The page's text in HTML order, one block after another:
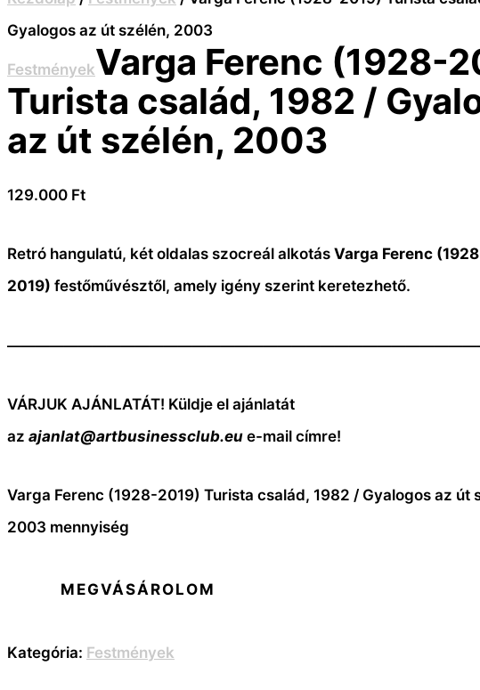
Gyalogos az út szélén, 2003
FestményekVarga Ferenc (1928-
Turista család, 1982 /
az út szélén, 2003
129.000 Ft
Retró hangulatú, két oldalas szocreál alkotás Varga Ferenc
2019) festőművésztől, amely igény szerint keretezhető.
VÁRJUK AJÁNLATÁT! Küldje el ajánlatát
az ajanlat@artbusinessclub.eu e-mail címre!
Varga Ferenc (1928-2019) Turista család, 1982 / Gyalogos az út
2003 mennyiség
MEGVÁSÁROLOM
Kategória: Festmények